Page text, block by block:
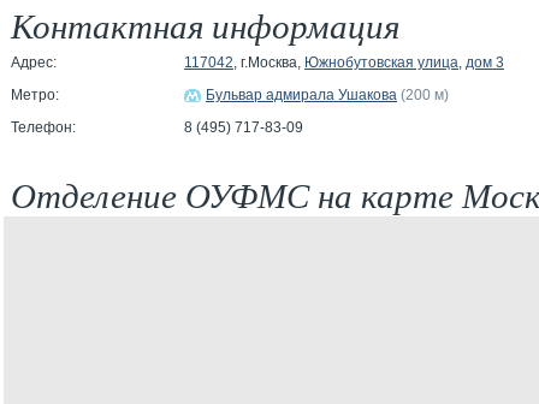
Контактная информация
Адрес: 117042, г.Москва, Южнобутовская улица, дом 3
Метро:
Бульвар адмирала Ушакова (200 м)
Телефон:
8 (495) 717-83-09
Отделение ОУФМС на карте